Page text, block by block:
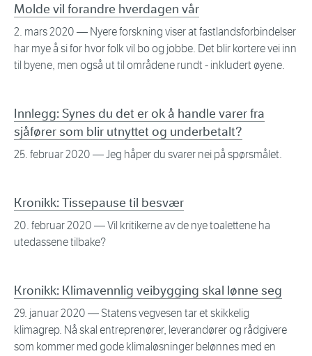
Molde vil forandre hverdagen vår
2. mars 2020 — Nyere forskning viser at fastlandsforbindelser
har mye å si for hvor folk vil bo og jobbe. Det blir kortere vei inn
til byene, men også ut til områdene rundt - inkludert øyene.
Innlegg: Synes du det er ok å handle varer fra
sjåfører som blir utnyttet og underbetalt?
25. februar 2020 — Jeg håper du svarer nei på spørsmålet.
Kronikk: Tissepause til besvær
20. februar 2020 — Vil kritikerne av de nye toalettene ha
utedassene tilbake?
Kronikk: Klimavennlig veibygging skal lønne seg
29. januar 2020 — Statens vegvesen tar et skikkelig
klimagrep. Nå skal entreprenører, leverandører og rådgivere
som kommer med gode klimaløsninger belønnes med en